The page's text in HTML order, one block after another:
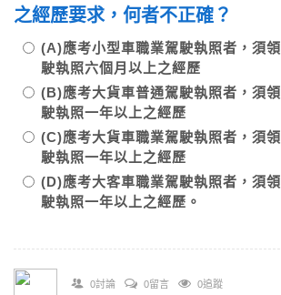
之經歷要求，何者不正確？
(A)應考小型車職業駕駛執照者，須
駛執照六個月以上之經歷
(B)應考大貨車普通駕駛執照者，須
駛執照一年以上之經歷
(C)應考大貨車職業駕駛執照者，須
駛執照一年以上之經歷
(D)應考大客車職業駕駛執照者，須
駛執照一年以上之經歷。
0討論 0留言 0追蹤